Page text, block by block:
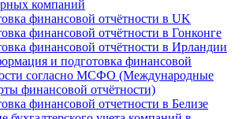
компаний
финансовой отчётности в UK
финансовой отчётности в Гонконге
финансовой отчётности в Ирландии
и подготовка финансовой
согласно МСФО (Международные
финансовой отчётности)
финансовой отчетности в Белизе